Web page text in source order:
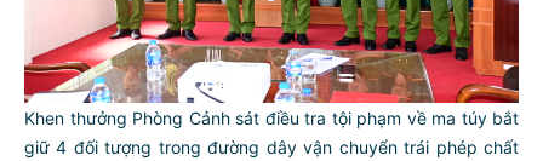
Khen thưởng Phòng Cảnh sát điều tra tội phạm về ma túy bắt
giữ 4 đối tượng trong đường dây vận chuyển trái phép chất